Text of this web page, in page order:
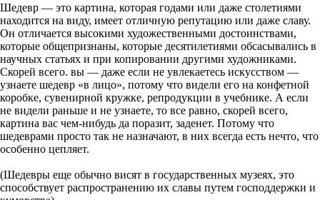
Шедевр — это картина, которая годами или даже столетиями
находится на виду, имеет отличную репутацию или даже славу.
Он отличается высокими художественными достоинствами,
которые общепризнаны, которые десятилетиями обсасывались в
научных статьях и при копировании другими художниками.
Скорей всего. вы — даже если не увлекаетесь искусством —
узнаете шедевр «в лицо», потому что видели его на конфетной
коробке, сувенирной кружке, репродукции в учебнике. А если
не видели раньше и не узнаете, то все равно, скорей всего,
картина вас чем-нибудь да поразит, заденет. Потому что
шедеврами просто так не назначают, в них всегда есть нечто, что
особенно цепляет.
(Шедевры еще обычно висят в государственных музеях, это
способствует распространению их славы путем господдержки и